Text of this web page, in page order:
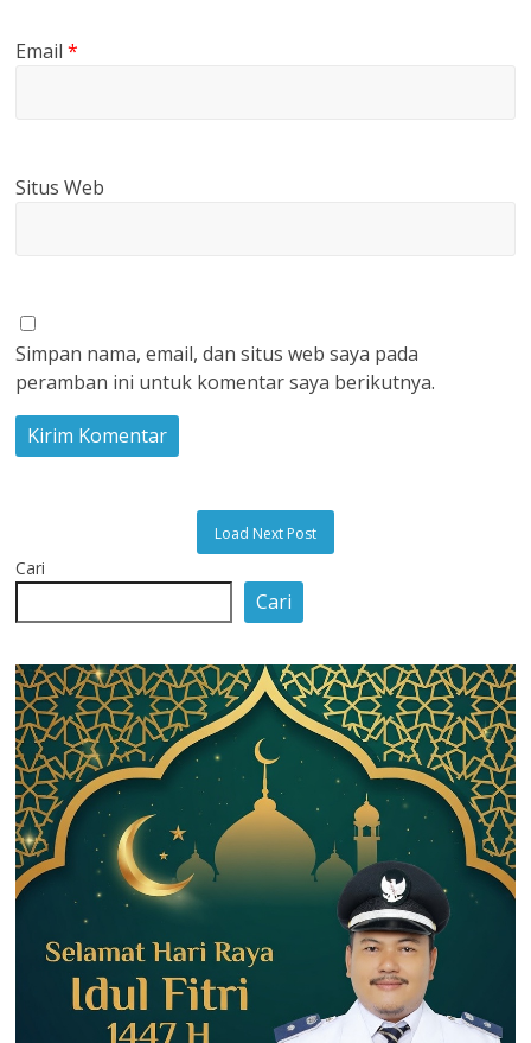
Email*
Situs Web
Simpan nama, email, dan situs web saya pada
peramban ini untuk komentar saya berikutnya.
Load Next Post
Cari
Cari